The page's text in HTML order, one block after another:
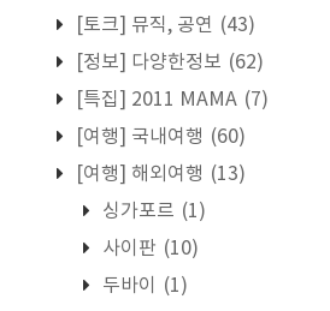
[토크] 뮤직, 공연 (43)
[정보] 다양한정보 (62)
[특집] 2011 MAMA (7)
[여행] 국내여행 (60)
[여행] 해외여행 (13)
싱가포르 (1)
사이판 (10)
두바이
(1)